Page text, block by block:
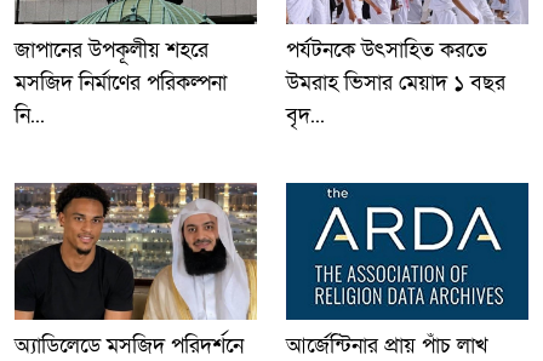
জাপানের উপকূলীয় শহরে
মসজিদ নির্মাণের পরিকল্পনা
নি...
পর্যটনকে উৎসাহিত করতে
উমরাহ ভিসার মেয়াদ ১ বছর
বৃদ...
অ্যাডিলেডে মসজিদ পরিদর্শনে
আর্জেন্টিনার প্রায় পাঁচ লাখ